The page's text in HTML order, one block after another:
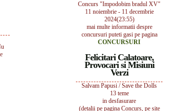
Concurs "Impodobim bradul XV"
11 noiembrie - 11 decembrie
2024(23:55)
mai multe informatii despre
concursuri puteti gasi pe pagina
CONCURSURI
Felicitari Calatoare,
Provocari si Misiuni
Verzi
Salvam Papusi / Save the Dolls
13 teme
in desfasurare
(detalii pe pagina Concurs, pe site